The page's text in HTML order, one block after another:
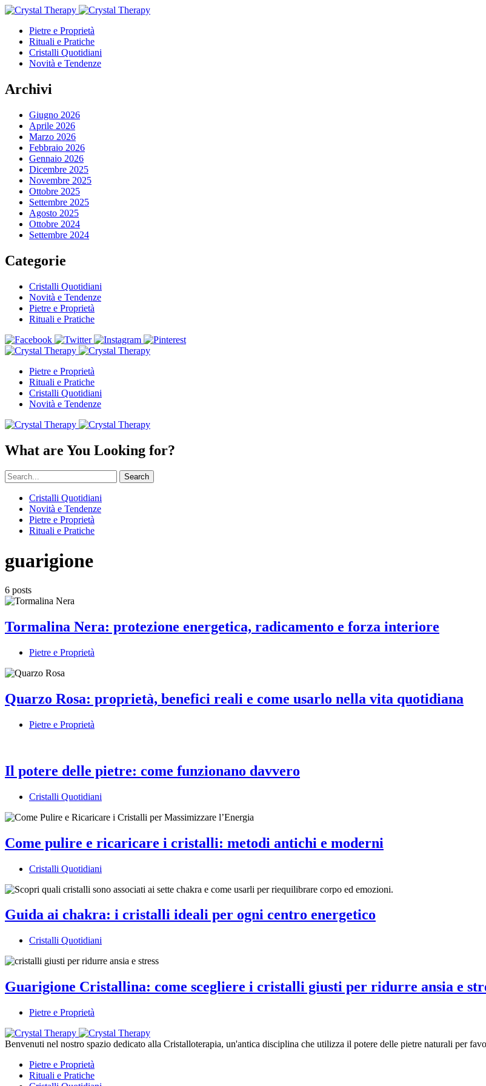
Pietre e Proprietà
Rituali e Pratiche
Cristalli Quotidiani
Novità e Tendenze
Archivi
Giugno 2026
Aprile 2026
Marzo 2026
Febbraio 2026
Gennaio 2026
Dicembre 2025
Novembre 2025
Ottobre 2025
Settembre 2025
Agosto 2025
Ottobre 2024
Settembre 2024
Categorie
Cristalli Quotidiani
Novità e Tendenze
Pietre e Proprietà
Rituali e Pratiche
Pietre e Proprietà
Rituali e Pratiche
Cristalli Quotidiani
Novità e Tendenze
What are You Looking for?
Search
Cristalli Quotidiani
Novità e Tendenze
Pietre e Proprietà
Rituali e Pratiche
guarigione
6 posts
Tormalina Nera: protezione energetica, radicamento e forza interiore
Pietre e Proprietà
Quarzo Rosa: proprietà, benefici reali e come usarlo nella vita quotidiana
Pietre e Proprietà
Il potere delle pietre: come funzionano davvero
Cristalli Quotidiani
Come pulire e ricaricare i cristalli: metodi antichi e moderni
Cristalli Quotidiani
Guida ai chakra: i cristalli ideali per ogni centro energetico
Cristalli Quotidiani
Guarigione Cristallina: come scegliere i cristalli giusti per ridurre ansia e
Pietre e Proprietà
Benvenuti nel nostro spazio dedicato alla Cristalloterapia, un'antica disciplina che utilizza il potere delle pietre naturali per
Pietre e Proprietà
Rituali e Pratiche